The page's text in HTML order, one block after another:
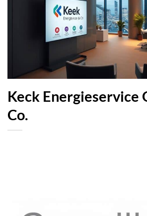
Keck Energieservice
Co.